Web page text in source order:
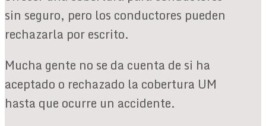
sin seguro, pero los conductores pueden
rechazarla por escrito.
Mucha gente no se da cuenta de si ha
aceptado o rechazado la cobertura UM
hasta que ocurre un accidente.